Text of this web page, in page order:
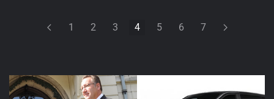
1 2 3 4 5 6 7